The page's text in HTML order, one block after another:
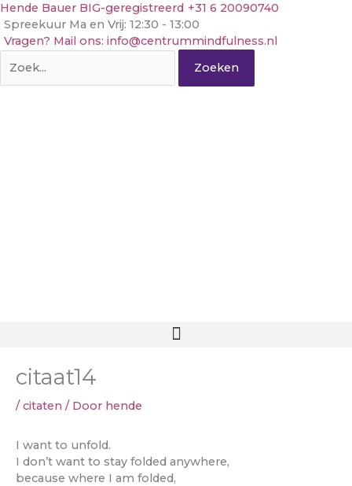
Ga
naar
de
Hende Bauer BIG-geregistreerd +31 6 20090740
Spreekuur Ma en Vrij: 12:30 - 13:00
Vragen? Mail ons: info@centrummindfulness.nl
naar:
citaat14
/citaten / Door hende
I want to unfold.
I don’t want to stay folded anywhere,
because where I am folded,